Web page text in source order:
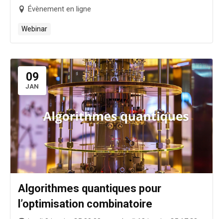
Évènement en ligne
Webinar
09
JAN
Algorithmes quantiques pour
l’optimisation combinatoire